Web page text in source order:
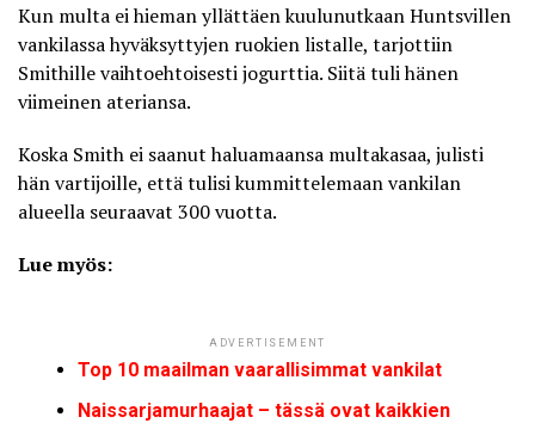
Kun multa ei hieman yllättäen kuulunutkaan Huntsvillen
vankilassa hyväksyttyjen ruokien listalle, tarjottiin
Smithille vaihtoehtoisesti jogurttia. Siitä tuli hänen
viimeinen ateriansa.
Koska Smith ei saanut haluamaansa multakasaa, julisti
hän vartijoille, että tulisi kummittelemaan vankilan
alueella seuraavat 300 vuotta.
Lue myös:
ADVERTISEMENT
Top 10 maailman vaarallisimmat vankilat
Naissarjamurhaajat – tässä ovat kaikkien